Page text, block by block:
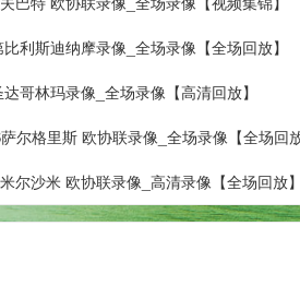
利斯迪纳摩录像_全场录像【全场回放】
哥林玛录像_全场录像【高清回放】
尔格里斯 欧协联录像_全场录像【全场回
尔沙米 欧协联录像_高清录像【全场回放